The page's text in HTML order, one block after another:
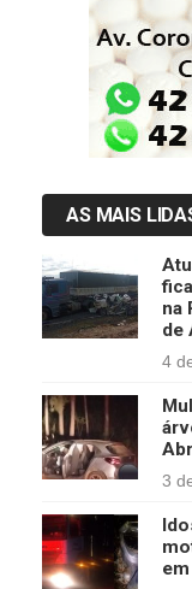
AS MAIS
na
de
4
3